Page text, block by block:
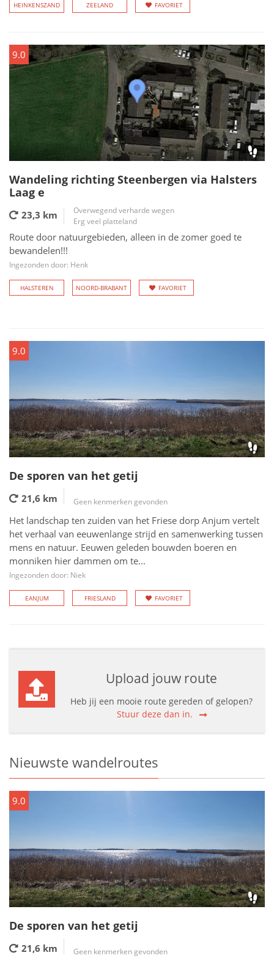
HEINKENSZAND ZEELAND FAVORIET
9.0
Wandeling richting Steenbergen via Halsters
Laag e
23,3 km
Overwegend verharde wegen
Erg veel platteland
Route door natuurgebieden, alleen in de zomer goed te
bewandelen!!!
Ingezonden door: Henk
HALSTEREN NOORD-BRABANT FAVORIET
9.0
De sporen van het getij
21,6 km Geen kenmerken gevonden
Het landschap ten zuiden van het Friese dorp Anjum vertelt
het verhaal van eeuwenlange strijd en samenwerking tussen
mens en natuur. Eeuwen geleden bouwden boeren en
monniken hier dammen om te...
Ingezonden door: Niek
EANJUM FRIESLAND FAVORIET
Upload jouw route
Heb jij een mooie route gereden of gelopen?
Stuur deze dan in.
Nieuwste wandelroutes
9.0
De sporen van het getij
21,6 km Geen kenmerken gevonden